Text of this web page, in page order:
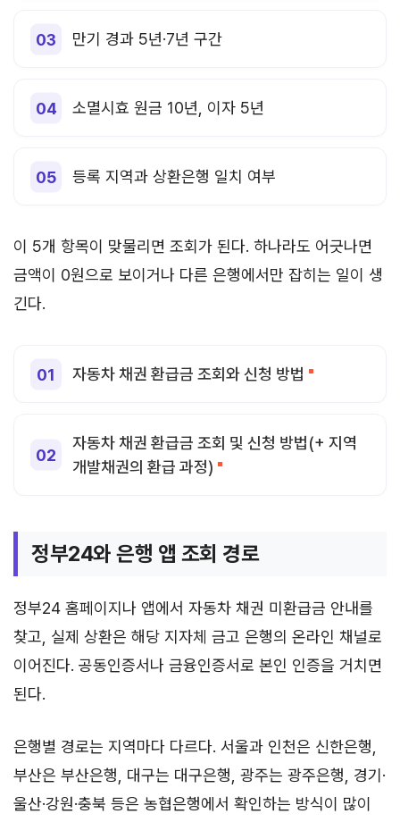
만기 경과 5년·7년 구간
소멸시효 원금 10년, 이자 5년
등록 지역과 상환은행 일치 여부
이 5개 항목이 맞물리면 조회가 된다. 하나라도 어긋나면
금액이 0원으로 보이거나 다른 은행에서만 잡히는 일이 생
긴다.
자동차 채권 환급금 조회와 신청 방법
자동차 채권 환급금 조회 및 신청 방법(+ 지역
개발채권의 환급 과정)
정부24와 은행 앱 조회 경로
정부24 홈페이지나 앱에서 자동차 채권 미환급금 안내를
찾고, 실제 상환은 해당 지자체 금고 은행의 온라인 채널로
이어진다. 공동인증서나 금융인증서로 본인 인증을 거치면
된다.
은행별 경로는 지역마다 다르다. 서울과 인천은 신한은행,
부산은 부산은행, 대구는 대구은행, 광주는 광주은행, 경기·
울산·강원·충북 등은 농협은행에서 확인하는 방식이 많이